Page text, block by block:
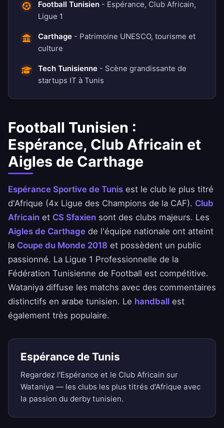
Football Tunisien - Espérance, Club Africain,
Ligue 1
Carthage - Patrimoine UNESCO, tourisme et
culture
Tech Tunisienne - Scène grandissante de
startups IT à Tunis
Football Tunisien :
Espérance, Club Africain et
Aigles de Carthage
Espérance Sportive de Tunis est le club le plus titré
d'Afrique (4x Ligue des Champions de la CAF). Club
Africain et CS Sfaxien sont des clubs majeurs. Les
Aigles de Carthage de l'équipe nationale ont atteint
la Coupe du Monde 2018 et possèdent un public
passionné. La Ligue 1 Professionnelle de la
Fédération Tunisienne de Football est compétitive.
Wataniya diffuse les matchs avec des commentaires
distinctifs en arabe tunisien. Le handball est
également très populaire.
Espérance de Tunis
Regardez l'Espérance et le Club Africain sur
Wataniya — les clubs les plus titrés d'Afrique avec
la passion du derby tunisien.